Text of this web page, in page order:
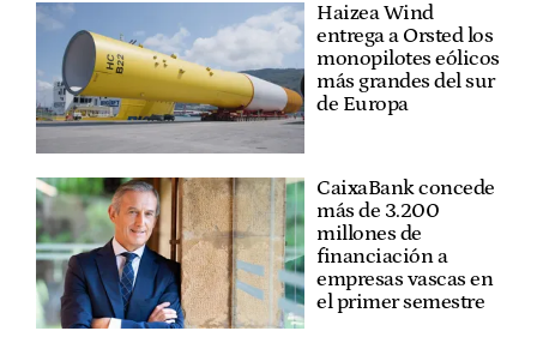
Haizea Wind
entrega a Orsted los
monopilotes eólicos
más grandes del sur
de Europa
CaixaBank concede
más de 3.200
millones de
financiación a
empresas vascas en
el primer semestre